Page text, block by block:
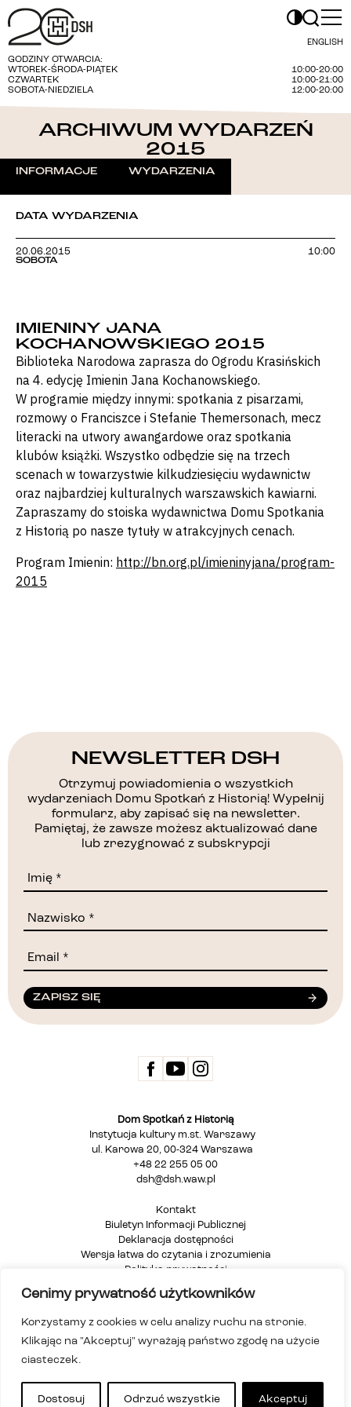
Cenimy prywatność użytkowników
Korzystamy z cookies w celu analizy ruchu na stronie.
Klikając na "Akceptuj" wyrażają państwo zgodę na użycie
ciasteczek.
Dostosuj Odrzuć wszystkie Akceptuj
ENGLISH
GODZINY OTWARCIA:
WTOREK-ŚRODA-PIĄTEK
10:00-20:00
CZWARTEK
10:00-21:00
SOBOTA-NIEDZIELA
12:00-20:00
ARCHIWUM WYDARZEŃ
2015
INFORMACJE WYDARZENIA
DATA WYDARZENIA
20.06.2015
SOBOTA
10:00
IMIENINY JANA
KOCHANOWSKIEGO 2015
Biblioteka Narodowa zaprasza do Ogrodu Krasińskich
na 4. edycję Imienin Jana Kochanowskiego.
W programie między innymi: spotkania z pisarzami,
rozmowy o Franciszce i Stefanie Themersonach, mecz
literacki na utwory awangardowe oraz spotkania
klubów książki. Wszystko odbędzie się na trzech
scenach w towarzystwie kilkudziesięciu wydawnictw
oraz najbardziej kulturalnych warszawskich kawiarni.
Zapraszamy do stoiska wydawnictwa Domu Spotkania
z Historią po nasze tytuły w atrakcyjnych cenach.
Program Imienin: http://bn.org.pl/imieninyjana/program-
2015
NEWSLETTER DSH
Otrzymuj powiadomienia o wszystkich
wydarzeniach Domu Spotkań z Historią! Wypełnij
formularz, aby zapisać się na newsletter.
Pamiętaj, że zawsze możesz aktualizować dane
lub zrezygnować z subskrypcji
ZAPISZ SIĘ
Dom Spotkań z Historią
Instytucja kultury m.st. Warszawy
ul. Karowa 20, 00-324 Warszawa
+48 22 255 05 00
dsh@dsh.waw.pl
Kontakt
Biuletyn Informacji Publicznej
Deklaracja dostępności
Wersja łatwa do czytania i zrozumienia
Polityka prywatności
Mapa strony